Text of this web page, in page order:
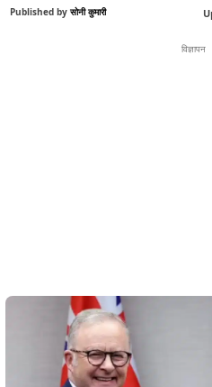
Published by सोनी कुमारी
विज्ञापन